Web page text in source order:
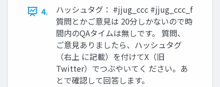
4.
ハッシュタグ： #jjug_ccc #jjug_ccc_f
質問とかご意見は 20分しかないので時
間内のQAタイムは無しです。 質問、
ご意見ありましたら、ハッシュタグ
（右上 に記載）を付けてX（旧
Twitter）でつぶやいてく ださい。あ
とで確認して回答します。